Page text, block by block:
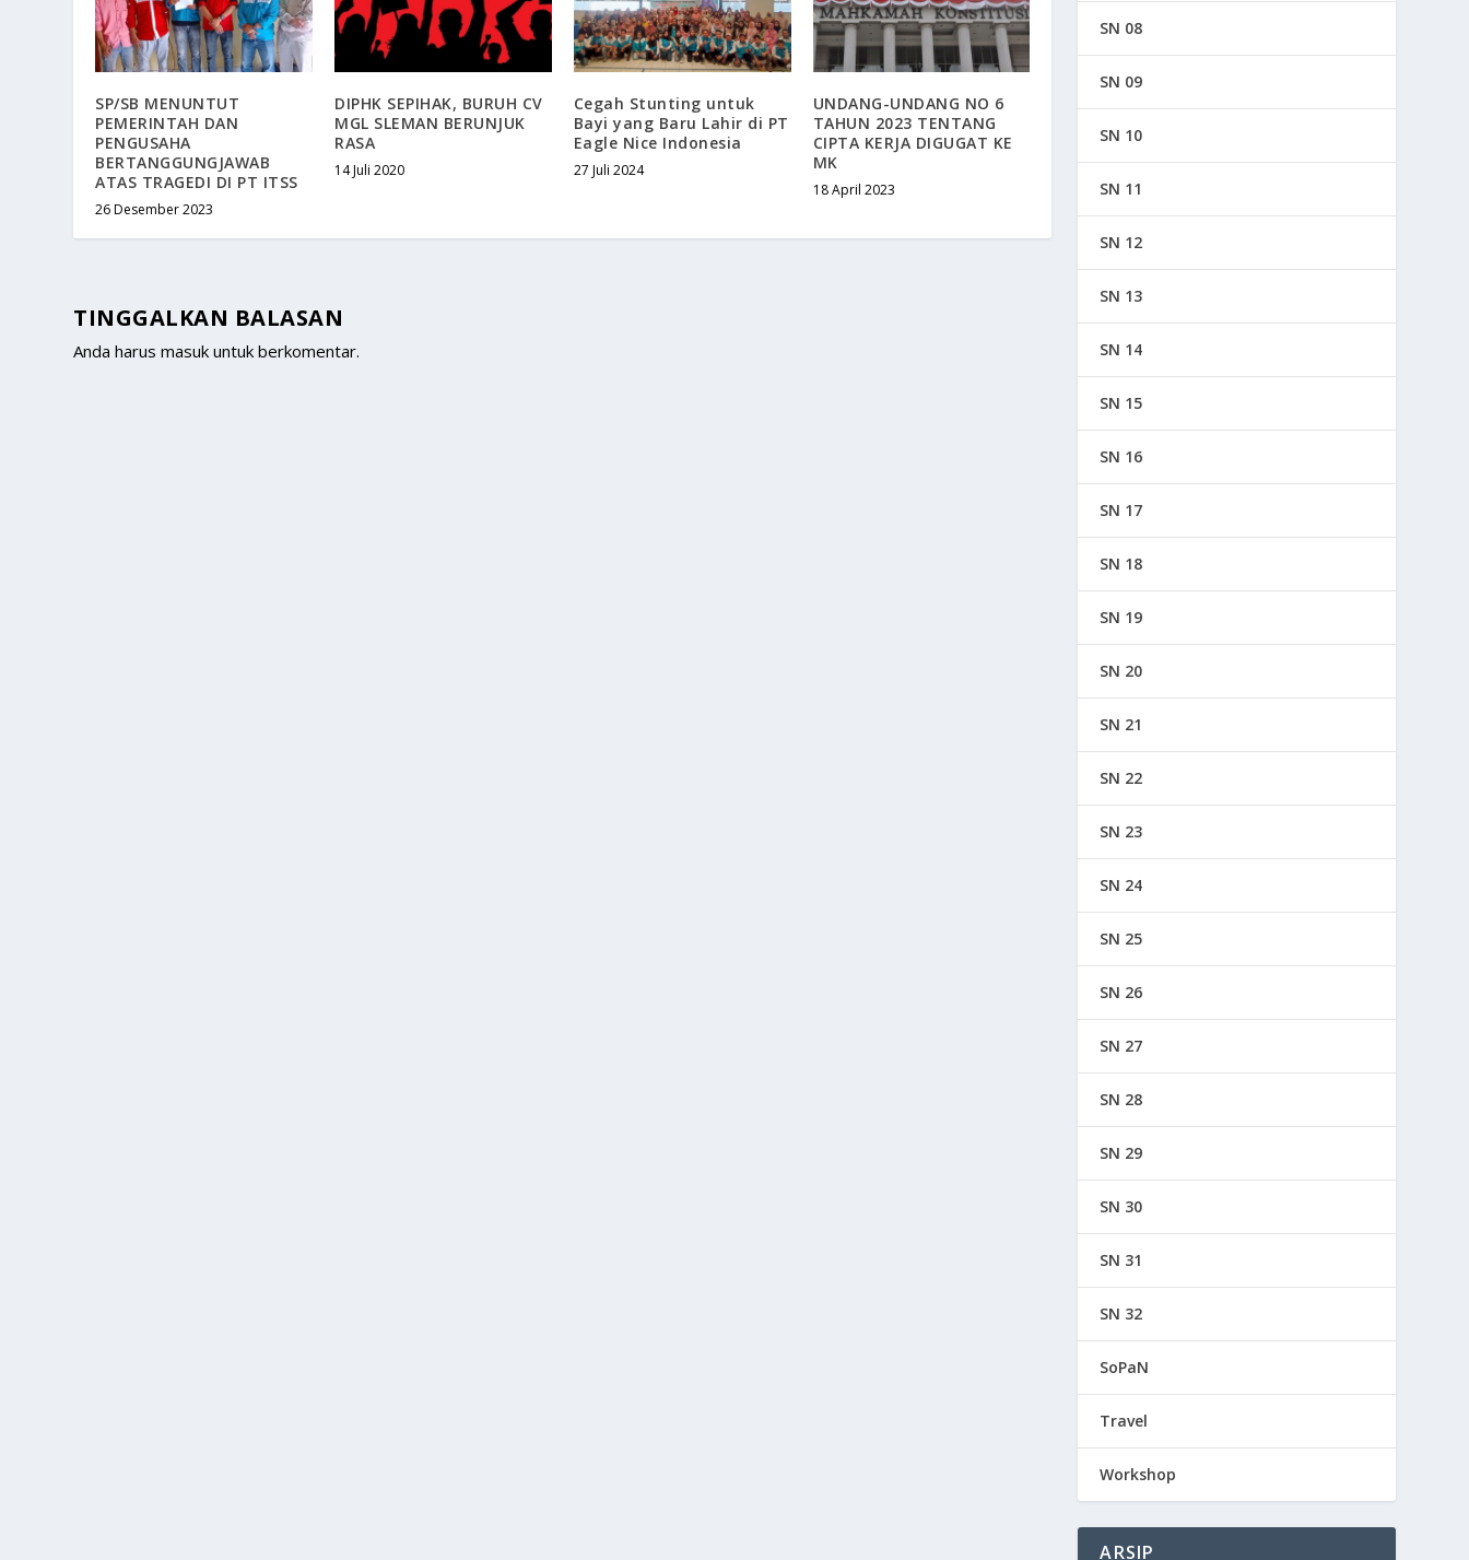
SP/SB MENUNTUT
PEMERINTAH DAN
PENGUSAHA
BERTANGGUNGJAWAB
ATAS TRAGEDI DI PT ITSS
26 Desember 2023
DIPHK SEPIHAK, BURUH CV
MGL SLEMAN BERUNJUK
RASA
14 Juli 2020
Cegah Stunting untuk
Bayi yang Baru Lahir di PT
Eagle Nice Indonesia
27 Juli 2024
UNDANG-UNDANG NO 6
TAHUN 2023 TENTANG
CIPTA KERJA DIGUGAT KE
MK
18 April 2023
TINGGALKAN BALASAN
Anda harusmasuk untuk berkomentar.
SN 08
SN 09
SN 10
SN 11
SN 12
SN 13
SN 14
SN 15
SN 16
SN 17
SN 18
SN 19
SN 20
SN 21
SN 22
SN 23
SN 24
SN 25
SN 26
SN 27
SN 28
SN 29
SN 30
SN 31
SN 32
SoPaN
Travel
Workshop
ARSIP